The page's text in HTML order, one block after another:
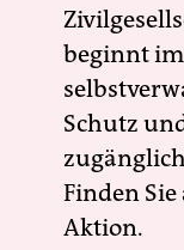
beginnt
Schutz
Finden
Aktion.